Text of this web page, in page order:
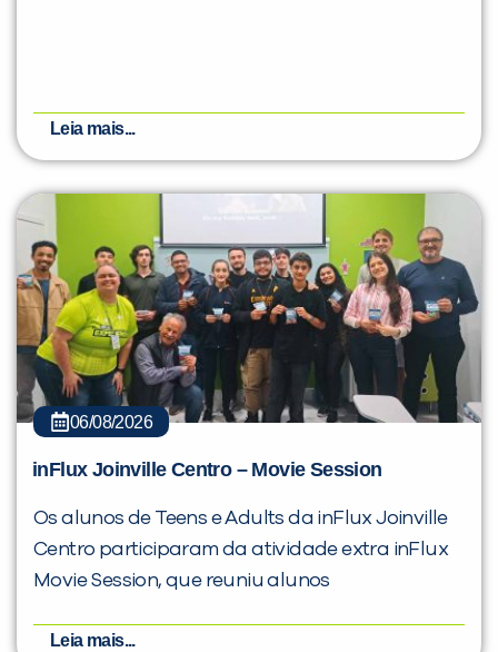
Leia mais...
06/08/2026
inFlux Joinville Centro – Movie Session
Os alunos de Teens e Adults da inFlux Joinville
Centro participaram da atividade extra inFlux
Movie Session, que reuniu alunos
Leia mais...